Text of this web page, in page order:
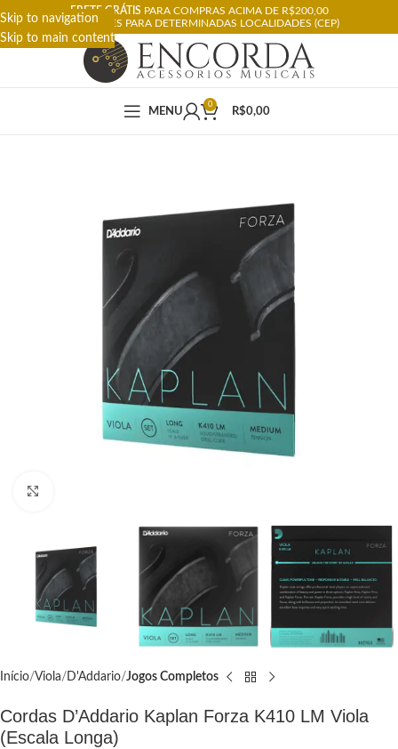
Skip to navigation
Skip to main content
FRETE GRÁTIS PARA COMPRAS ACIMA DE R$200,00
RESTRIÇÕES PARA DETERMINADAS LOCALIDADES (CEP)
MENU
0
R$0,00
Início Viola D'Addario Jogos Completos
Cordas D’Addario Kaplan Forza K410 LM Viola
(Escala Longa)